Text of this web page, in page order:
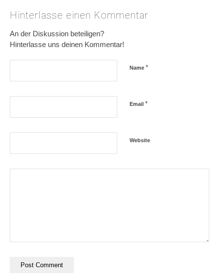
Hinterlasse einen Kommentar
An der Diskussion beteiligen?
Hinterlasse uns deinen Kommentar!
Name *
Email *
Website